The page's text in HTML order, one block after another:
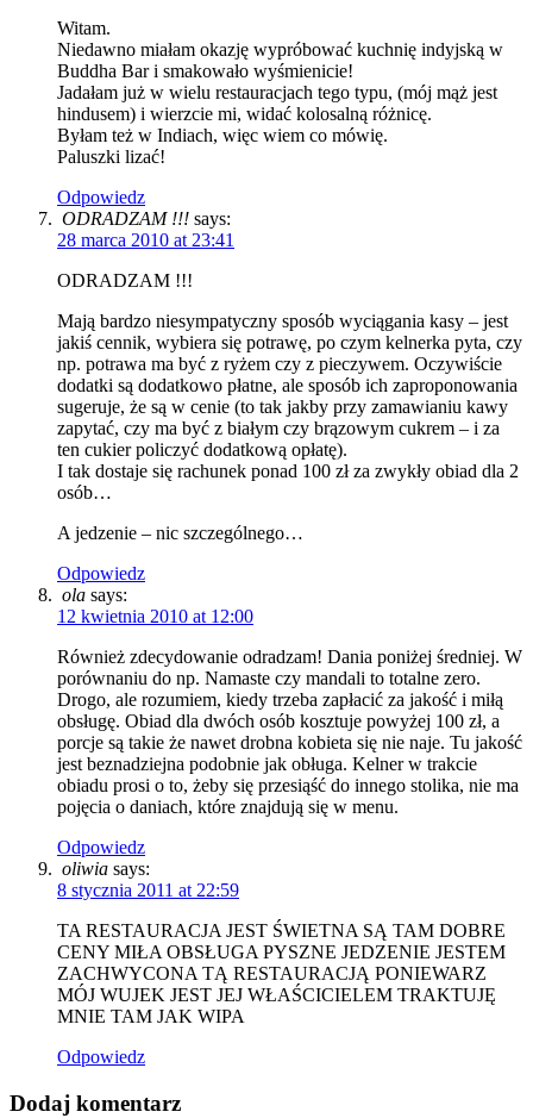
Witam.
Niedawno miałam okazję wypróbować kuchnię indyjską w
Buddha Bar i smakowało wyśmienicie!
Jadałam już w wielu restauracjach tego typu, (mój mąż jest
hindusem) i wierzcie mi, widać kolosalną różnicę.
Byłam też w Indiach, więc wiem co mówię.
Paluszki lizać!
Odpowiedz
ODRADZAM !!! says:
28 marca 2010 at 23:41
ODRADZAM !!!
Mają bardzo niesympatyczny sposób wyciągania kasy – jest
jakiś cennik, wybiera się potrawę, po czym kelnerka pyta, czy
np. potrawa ma być z ryżem czy z pieczywem. Oczywiście
dodatki są dodatkowo płatne, ale sposób ich zaproponowania
sugeruje, że są w cenie (to tak jakby przy zamawianiu kawy
zapytać, czy ma być z białym czy brązowym cukrem – i za
ten cukier policzyć dodatkową opłatę).
I tak dostaje się rachunek ponad 100 zł za zwykły obiad dla 2
osób…
A jedzenie – nic szczególnego…
Odpowiedz
ola says:
12 kwietnia 2010 at 12:00
Również zdecydowanie odradzam! Dania poniżej średniej. W
porównaniu do np. Namaste czy mandali to totalne zero.
Drogo, ale rozumiem, kiedy trzeba zapłacić za jakość i miłą
obsługę. Obiad dla dwóch osób kosztuje powyżej 100 zł, a
porcje są takie że nawet drobna kobieta się nie naje. Tu jakość
jest beznadziejna podobnie jak obługa. Kelner w trakcie
obiadu prosi o to, żeby się przesiąść do innego stolika, nie ma
pojęcia o daniach, które znajdują się w menu.
Odpowiedz
oliwia says:
8 stycznia 2011 at 22:59
TA RESTAURACJA JEST ŚWIETNA SĄ TAM DOBRE
CENY MIŁA OBSŁUGA PYSZNE JEDZENIE JESTEM
ZACHWYCONA TĄ RESTAURACJĄ PONIEWARZ
MÓJ WUJEK JEST JEJ WŁAŚCICIELEM TRAKTUJĘ
MNIE TAM JAK WIPA
Odpowiedz
Dodaj komentarz